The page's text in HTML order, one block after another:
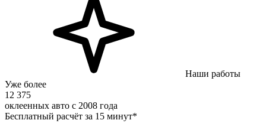
Наши работы
Уже более
12 375
оклеенных авто с 2008 года
Бесплатный расчёт за 15 минут*